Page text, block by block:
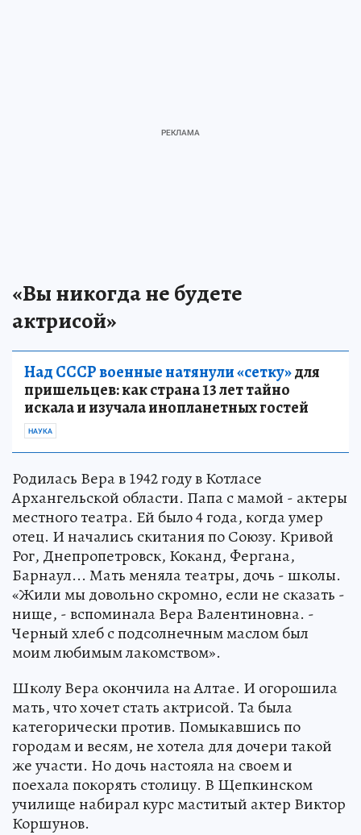
«Вы никогда не будете
актрисой»
Над СССР военные натянули «сетку»для
пришельцев: как страна 13 лет тайно
искала и изучала инопланетных гостей
НАУКА
Родилась Вера в 1942 году в Котласе
Архангельской области. Папа с мамой - актеры
местного театра. Ей было 4 года, когда умер
отец. И начались скитания по Союзу. Кривой
Рог, Днепропетровск, Коканд, Фергана,
Барнаул... Мать меняла театры, дочь - школы.
«Жили мы довольно скромно, если не сказать -
нище, - вспоминала Вера Валентиновна. -
Черный хлеб с подсолнечным маслом был
моим любимым лакомством».
Школу Вера окончила на Алтае. И огорошила
мать, что хочет стать актрисой. Та была
категорически против. Помыкавшись по
городам и весям, не хотела для дочери такой
же участи. Но дочь настояла на своем и
поехала покорять столицу. В Щепкинском
училище набирал курс маститый актер Виктор
Коршунов.